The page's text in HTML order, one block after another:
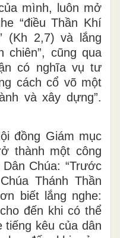
mình, luôn mở
“điều Thần Khí
(Kh 2,7) và lắng
chiên”, cũng qua
có nghĩa vụ tư
cách cổ võ một
và xây dựng”.
đồng Giám mục
thành một công
Chúa: “Trước
Thánh Thần
biết lắng nghe:
đến khi có thể
tiếng kêu của dân